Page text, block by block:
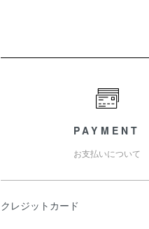
PAYMENT
お支払いについて
クレジットカード